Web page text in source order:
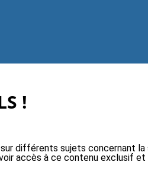
!
différents sujets concernant
accès à ce contenu exclusif